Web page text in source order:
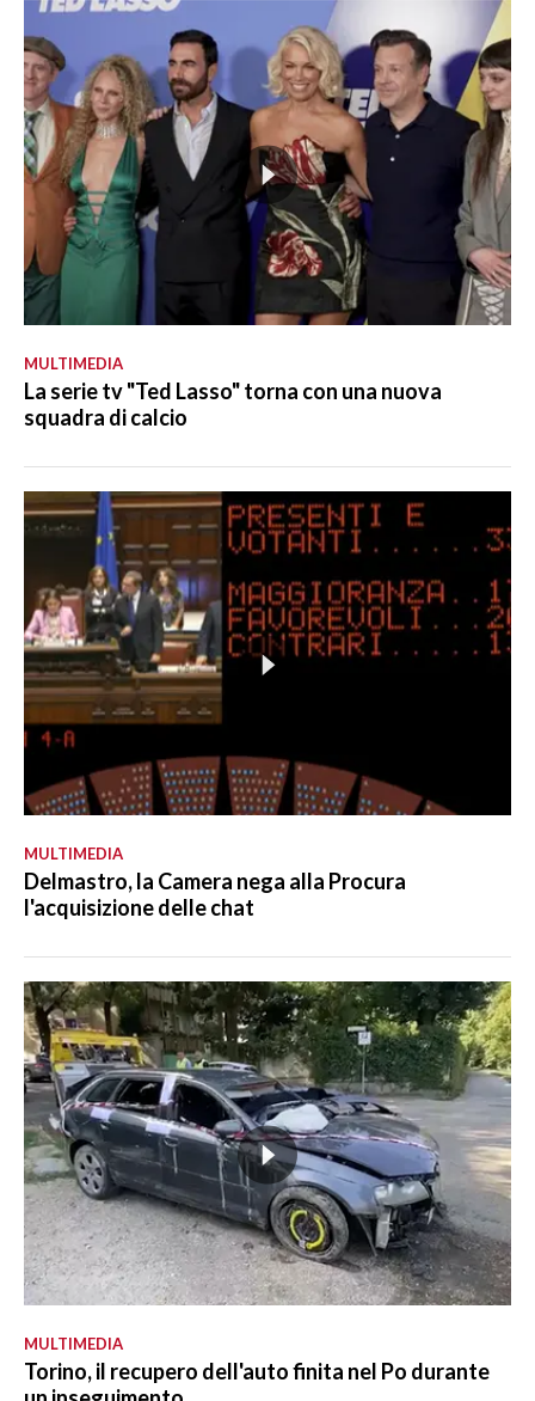
MULTIMEDIA
La serie tv "Ted Lasso" torna con una nuova
squadra di calcio
MULTIMEDIA
Delmastro, la Camera nega alla Procura
l'acquisizione delle chat
MULTIMEDIA
Torino, il recupero dell'auto finita nel Po durante